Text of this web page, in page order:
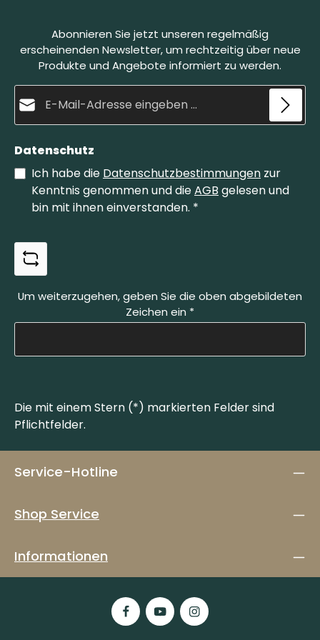
welche die Klinge fein schleift und gleichzeitig
poliert. Der Belgische Brocken Größe 4 ist die
kleinere Variante unserer Brocken.
Abonnieren Sie jetzt unseren regelmäßig
erscheinenden Newsletter, um rechtzeitig über neue
Produkte und Angebote informiert zu werden.
Datenschutz
Ich habe die Datenschutzbestimmungen zur
Kenntnis genommen und dieAGB gelesen und
bin mit ihnen einverstanden. *
Um weiterzugehen, geben Sie die oben abgebildeten
Zeichen ein *
Die mit einem Stern (*) markierten Felder sind
Pflichtfelder.
Service-Hotline
Shop Service
Informationen